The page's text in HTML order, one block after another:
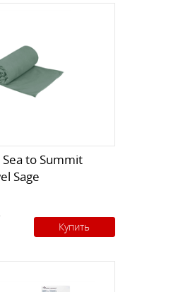
to Summit
Sage
Купить